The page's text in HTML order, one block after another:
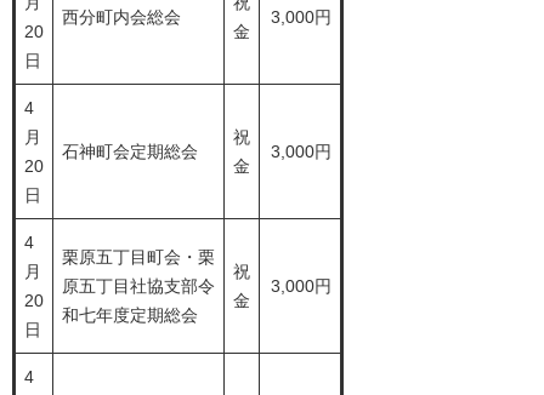
20
日
西分町内会総会
金
3,000円
4
月
20
日
石神町会定期総会
祝
金
3,000円
4
月
20
日
栗原五丁目町会・栗
原五丁目社協支部令
和七年度定期総会
祝
金
3,000円
4